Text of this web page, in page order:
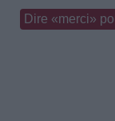
Dire «merci»